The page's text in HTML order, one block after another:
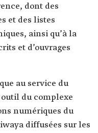
dont des
et des listes
ainsi qu’à la
et d’ouvrages
au service du
outil du complexe
numériques du
diffusées sur les